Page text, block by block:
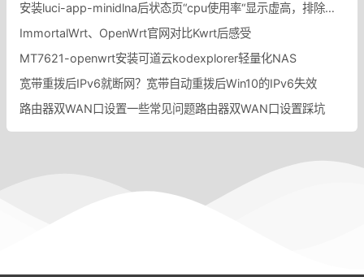
安装luci-app-minidlna后状态页“cpu使用率“显示虚高，排除过程记录。
ImmortalWrt、OpenWrt官网对比Kwrt后感受
MT7621-openwrt安装可道云kodexplorer轻量化NAS
宽带重拨后IPv6就断网？宽带自动重拨后Win10的IPv6失效
路由器双WAN口设置一些常见问题路由器双WAN口设置踩坑